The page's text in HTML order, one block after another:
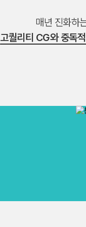
매년 진화하
고퀄리티 CG와 중독